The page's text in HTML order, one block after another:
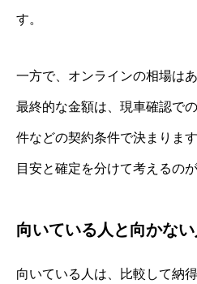
す。
一方で、オンラインの相場は
最終的な金額は、現車確認で
件などの契約条件で決まります
目安と確定を分けて考えるの
向いている人と向かな
向いている人は、比較して納